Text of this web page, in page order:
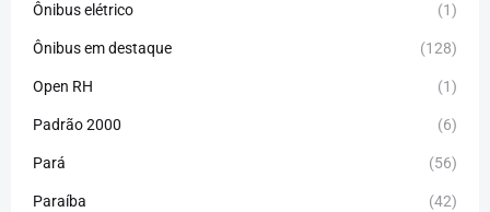
Ônibus elétrico (1)
Ônibus em destaque (128)
Open RH (1)
Padrão 2000 (6)
Pará (56)
Paraíba (42)